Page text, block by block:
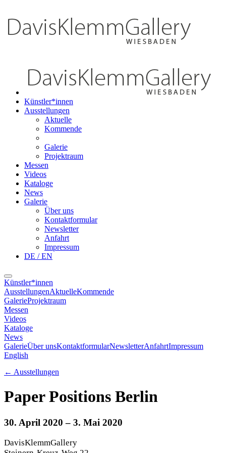
Künstler*innen
Ausstellungen
Aktuelle
Kommende
Galerie
Projektraum
Messen
Videos
Kataloge
News
Galerie
Über uns
Kontaktformular
Newsletter
Anfahrt
Impressum
DE / EN
Künstler*innen
AusstellungenAktuelleKommende
GalerieProjektraum
Messen
Videos
Kataloge
News
GalerieÜber unsKontaktformularNewsletterAnfahrtImpressum
English
← Ausstellungen
Paper Positions Berlin
30. April 2020 – 3. Mai 2020
DavisKlemmGallery